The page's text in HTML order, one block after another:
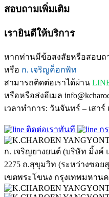
สอบถามเพิ่มเติม
เรายินดีให้บริการ
หากท่านมีข้อสงสัยหรือสอบถ
หรือ ก. เจริญค็อกพิท
สามารถติดต่อเราได้ผ่าน
หรือหรือส่งอีเมล
เวลาทำการ: วันจันทร์ – เสาร์
ติดต่อเราทันที ก
ก. เจริญยางยนต์ (บริษัท มิ้งค์
2275 ถ.สุขุมวิท (ระหว่างซอย
เขตพระโขนง กรุงเทพมหานค